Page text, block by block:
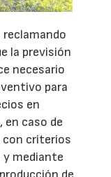
reclamando
la previsión
necesario
para
en
en caso de
con criterios
y mediante